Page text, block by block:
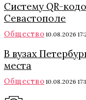
Систему QR-
Севастополе
Общество 10.08.2026
В вузах
места
Общество 10.08.2026